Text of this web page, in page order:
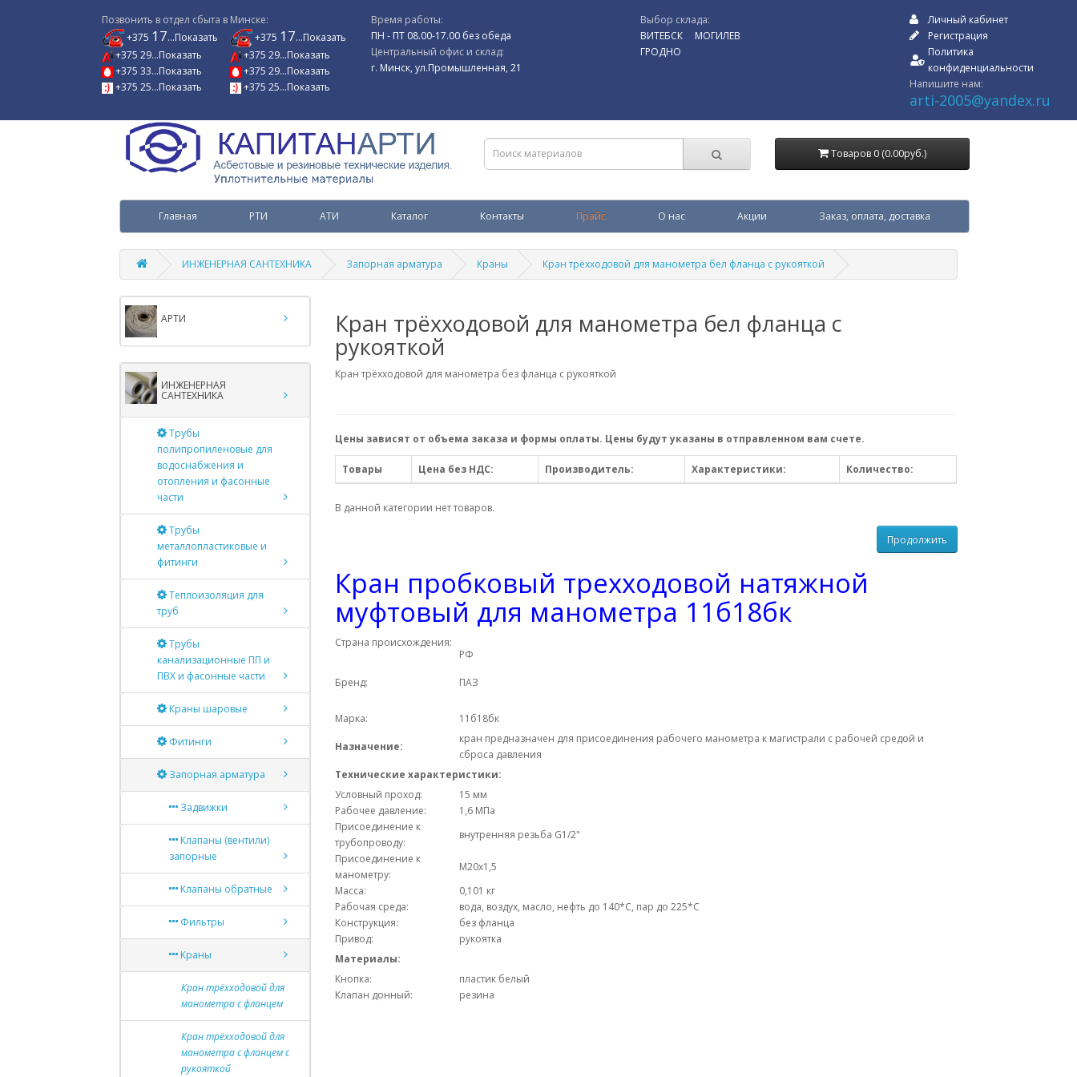
Позвонить в отдел сбыта в Минске:
+375 17...Показать
+375 29...Показать
+375 33...Показать
+375 25...Показать
+375 17...Показать
+375 29...Показать
+375 29...Показать
+375 25...Показать
Время работы:
ПН - ПТ 08.00-17.00 без обеда
Центральный офис и склад:
г. Минск, ул.Промышленная, 21
Выбор склада:
ВИТЕБСК
ГРОДНО
МОГИЛЕВ
Личный кабинет
Регистрация
Политика
конфиденциальности
Напишите нам:
arti-2005@yandex.ru
Товаров 0 (0.00руб.)
Главная РТИ АТИ Каталог Контакты Прайс О нас Акции Заказ, оплата, доставка
ИНЖЕНЕРНАЯ САНТЕХНИКА Запорная арматура Краны Кран трёхходовой для манометра бел фланца с рукояткой
АРТИ
ИНЖЕНЕРНАЯ
САНТЕХНИКА
Трубы
полипропиленовые для
водоснабжения и
отопления и фасонные
части
Трубы
металлопластиковые и
фитинги
Теплоизоляция для
труб
Трубы
канализационные ПП и
ПВХ и фасонные части
Краны шаровые
Фитинги
Запорная арматура
Задвижки
Клапаны (вентили)
запорные
Клапаны обратные
Фильтры
Краны
Кран трёхходовой для
манометра с фланцем
Кран трёхходовой для
манометра с фланцем с
рукояткой
Кран трёхходовой для манометра бел фланца с
рукояткой
Кран трёхходовой для манометра без фланца с рукояткой
Цены зависят от объема заказа и формы оплаты. Цены будут указаны в отправленном вам счете.
Товары Цена без НДС: Производитель: Характеристики: Количество:
В данной категории нет товаров.
Продолжить
Кран пробковый трехходовой натяжной
муфтовый для манометра 11б18бк
Страна происхождения:
РФ
Бренд: ПАЗ
Марка: 11б18бк
Назначение:
кран предназначен для присоединения рабочего манометра к магистрали с рабочей средой и
сброса давления
Технические характеристики:
Условный проход:
15 мм
Рабочее давление:
1,6 МПа
Присоединение к
трубопроводу:
внутренняя резьба G1/2"
Присоединение к
манометру:
М20х1,5
Масса:
0,101 кг
Рабочая среда:
вода, воздух, масло, нефть до 140*С, пар до 225*С
Конструкция:
без фланца
Привод:
рукоятка
Материалы:
Кнопка:
пластик белый
Клапан донный:
резина